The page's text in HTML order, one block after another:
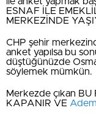
ESNAF İLE
MERKEZİNDE
CHP şehir
anket yapılsa bu
düştüğünüzde
söylemek mümkün.
Merkezde çıkan
KAPANIR VE